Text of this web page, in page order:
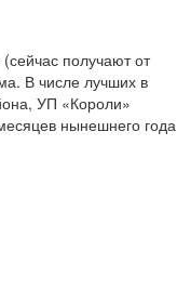
получают от
В числе лучших в
УП «Короли»
нынешнего года